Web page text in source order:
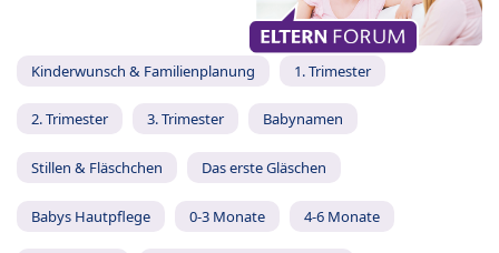
Kinderwunsch & Familienplanung 1. Trimester
2. Trimester 3. Trimester Babynamen
Stillen & Fläschchen Das erste Gläschen
Babys Hautpflege 0-3 Monate 4-6 Monate